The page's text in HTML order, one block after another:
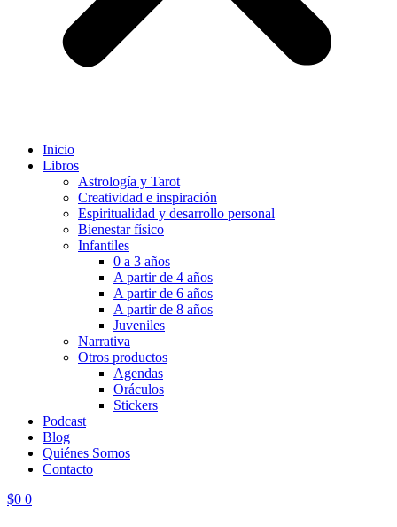
Inicio
Libros
Astrología y Tarot
Creatividad e inspiración
Espiritualidad y desarrollo personal
Bienestar físico
Infantiles
0 a 3 años
A partir de 4 años
A partir de 6 años
A partir de 8 años
Juveniles
Narrativa
Otros productos
Agendas
Oráculos
Stickers
Podcast
Blog
Quiénes Somos
Contacto
$0 0